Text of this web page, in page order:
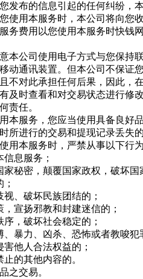
发布的信息引起的任何纠纷，
使用本服务时，本公司将向
务费用以您使用本服务时快钱
本公司使用电子方式与您保
动通讯装置。但本公司不保证
不对此承担任何后果，因此，
及时查看和对交易状态进行修
责任。
本服务，您应当使用具备良
所进行的交易和提现记录丢失
用本服务时，严禁从事以下行
息服务；
家秘密，颠覆国家政权，破坏国
、破坏民族团结的；
宣扬邪教和封建迷信的；
，破坏社会稳定的；
、暴力、凶杀、恐怖或者教唆犯
他人合法权益的；
的其他内容的。
之交易。